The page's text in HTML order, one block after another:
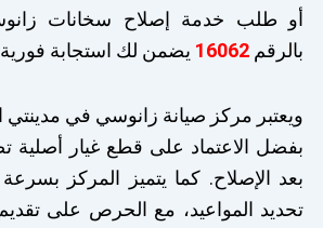
أو طلب خدمة إصلاح سخانات
بالرقم 16062 يضمن لك استجابة
ويعتبر مركز صيانة زانوسي في مدينتي
بفضل الاعتماد على قطع غيار أصلية
بعد الإصلاح. كما يتميز المركز
تحديد المواعيد، مع الحرص على